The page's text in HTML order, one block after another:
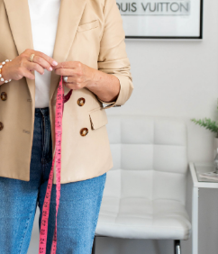
Archives
juillet 2026
mars 2026